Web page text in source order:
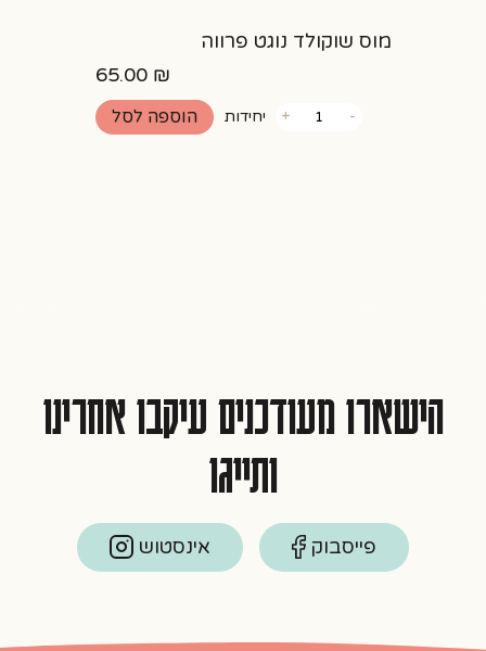
מוס שוקולד נוגט פרווה
65.00 ₪
-של
+ יחידות הוספה לסל
הישארו מעודכנים עיקבו אחרינו
ותייגו
פייסבוק אינסטוש